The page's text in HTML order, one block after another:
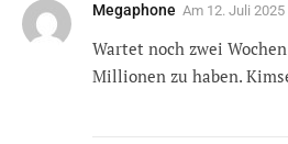
Megaphone Am 12. Juli 2025
Wartet noch zwei
Millionen zu haben.